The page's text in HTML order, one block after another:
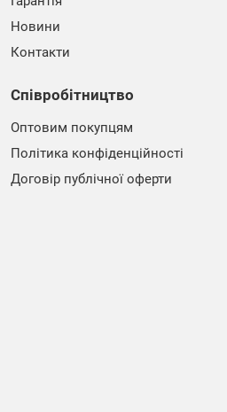
Новини
Контакти
Співробітництво
Оптовим покупцям
Політика конфіденційності
Договір публічної оферти